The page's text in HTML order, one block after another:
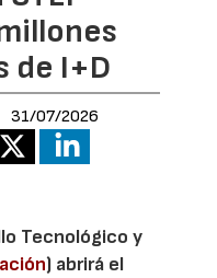
de I+D
31/07/2026
Tecnológico y
) abrirá el